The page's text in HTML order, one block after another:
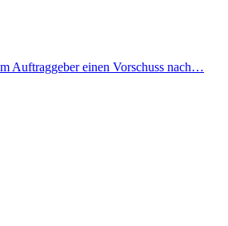
Auftraggeber einen Vorschuss nach…